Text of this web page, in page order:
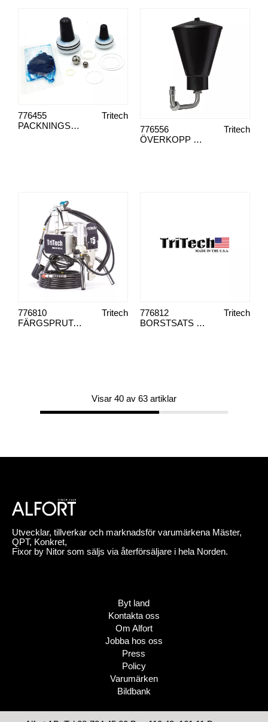
PACKNINGSSATS T3-T8 600-455
Tritech
776455
ÖVERKOPP TRITECH 5,7 L KOMPLETT
Tritech
776556
FÄRGSPRUTA T5 BÄRRAM
Tritech
776810
BORSTSATS TRITECH 2-PACK
Tritech
776812
Visar 40 av 63 artiklar
Utvecklar, tillverkar och marknadsför varumärkena Mäster,
QPT, Konkret,
Fixor by Nitor som säljs via återförsäljare i hela Norden.
Byt land
Kontakta oss
Om Alfort
Jobba hos oss
Press
Policy
Varumärken
Bildbank